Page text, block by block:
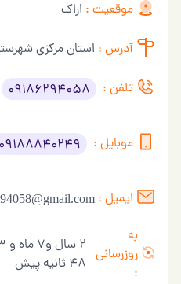
موقعیت : اراک
آدرس : استان مرکزی
تلفن : 09186294058
موبایل : 09188840249
ایمیل :
به
روزرسانی
:
48 ثانیه پیش